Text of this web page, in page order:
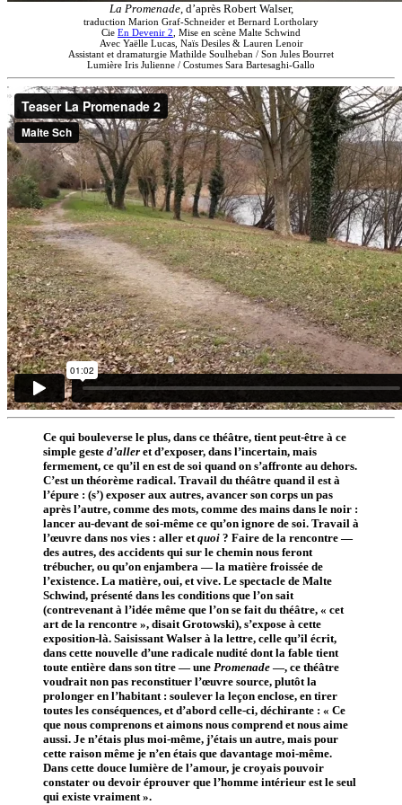
La Promenade, d’après Robert Walser,
traduction Marion Graf-Schneider et Bernard Lortholary
Cie En Devenir 2 , Mise en scène Malte Schwind
Avec Yaëlle Lucas, Naïs Desiles & Lauren Lenoir
Assistant et dramaturgie Mathilde Soulheban / Son Jules Bourret
Lumière Iris Julienne / Costumes Sara Bartesaghi-Gallo
Ce qui bouleverse le plus, dans ce théâtre, tient peut-être à ce
simple geste d’aller et d’exposer, dans l’incertain, mais
fermement, ce qu’il en est de soi quand on s’affronte au dehors.
C’est un théorème radical. Travail du théâtre quand il est à
l’épure : (s’) exposer aux autres, avancer son corps un pas
après l’autre, comme des mots, comme des mains dans le noir :
lancer au-devant de soi-même ce qu’on ignore de soi. Travail à
l’œuvre dans nos vies : aller etquoi ? Faire de la rencontre —
des autres, des accidents qui sur le chemin nous feront
trébucher, ou qu’on enjambera — la matière froissée de
l’existence. La matière, oui, et vive. Le spectacle de Malte
Schwind, présenté dans les conditions que l’on sait
(contrevenant à l’idée même que l’on se fait du théâtre, « cet
art de la rencontre », disait Grotowski), s’expose à cette
exposition-là. Saisissant Walser à la lettre, celle qu’il écrit,
dans cette nouvelle d’une radicale nudité dont la fable tient
toute entière dans son titre — une Promenade —, ce théâtre
voudrait non pas reconstituer l’œuvre source, plutôt la
prolonger en l’habitant : soulever la leçon enclose, en tirer
toutes les conséquences, et d’abord celle-ci, déchirante : « Ce
que nous comprenons et aimons nous comprend et nous aime
aussi. Je n’étais plus moi-même, j’étais un autre, mais pour
cette raison même je n’en étais que davantage moi-même.
Dans cette douce lumière de l’amour, je croyais pouvoir
constater ou devoir éprouver que l’homme intérieur est le seul
qui existe vraiment ».